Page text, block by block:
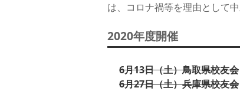
は、コロナ禍等を理由として中
2020年度開催
6月13日（土）鳥取県校友会
6月27日（土）兵庫県校友会